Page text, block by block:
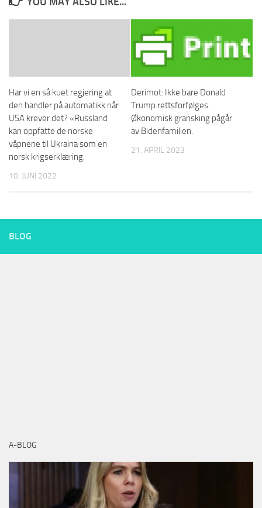
Har vi en så kuet regjering at
den handler på automatikk når
USA krever det? «Russland
kan oppfatte de norske
våpnene til Ukraina som en
norsk krigserklæring.
10. JUNI 2022
Derimot: Ikke bare Donald
Trump rettsforfølges.
Økonomisk gransking pågår
av Bidenfamilien.
21. APRIL 2023
BLOG
A-BLOG